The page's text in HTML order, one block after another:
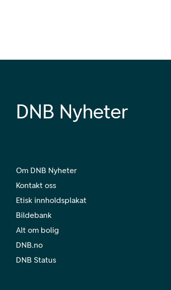
DNB Nyheter
Om DNB Nyheter
Kontakt oss
Etisk innholdsplakat
Bildebank
Alt om bolig
DNB.no
DNB Status